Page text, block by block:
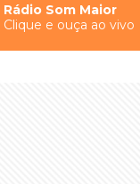
Rádio Som Maior
Clique e ouça ao vivo